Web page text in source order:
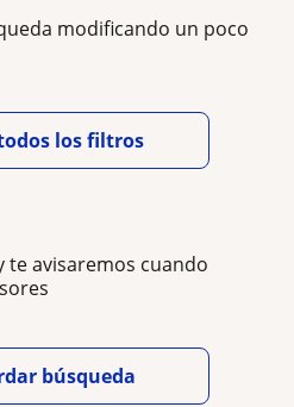
modificando un poco
los filtros
te avisaremos cuando
búsqueda